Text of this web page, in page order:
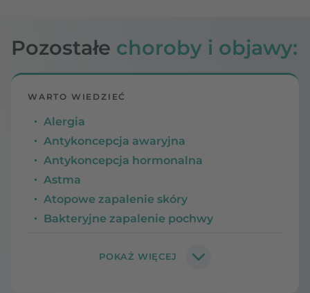
Pozostałe choroby i objawy:
WARTO WIEDZIEĆ
Alergia
Antykoncepcja awaryjna
Antykoncepcja hormonalna
Astma
Atopowe zapalenie skóry
Bakteryjne zapalenie pochwy